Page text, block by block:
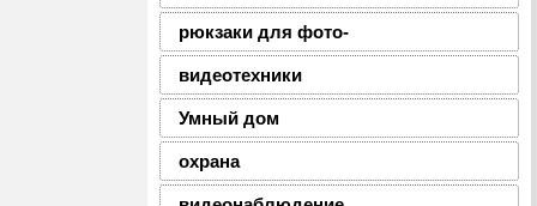
рюкзаки для фото-
видеотехники
Умный дом
охрана